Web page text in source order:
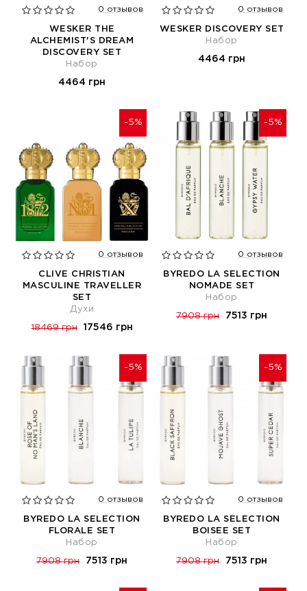
0 отзывов
WESKER THE
ALCHEMIST'S DREAM
DISCOVERY SET
Набор
4464 грн
0 отзывов
WESKER DISCOVERY SET
Набор
4464 грн
-5%
0 отзывов
CLIVE CHRISTIAN
MASCULINE TRAVELLER
SET
Духи
18469 грн 17546 грн
-5%
0 отзывов
BYREDO LA SELECTION
NOMADE SET
Набор
7908 грн 7513 грн
-5%
0 отзывов
BYREDO LA SELECTION
FLORALE SET
Набор
7908 грн 7513 грн
-5%
0 отзывов
BYREDO LA SELECTION
BOISEE SET
Набор
7908 грн 7513 грн